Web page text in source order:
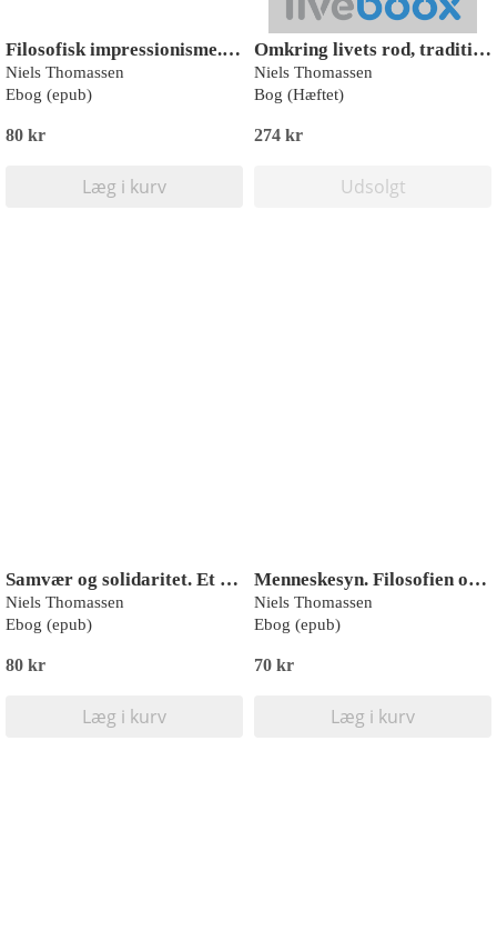
Filosofisk impressionisme. Temaer i K. E.. Løgstrups filosofi
Niels Thomassen
Ebog (epub)
80 kr
Læg i kurv
Omkring livets rod, tradition og livsglæde
Niels Thomassen
Bog (Hæftet)
274 kr
Udsolgt
Samvær og solidaritet. Et moralsk udspil
Niels Thomassen
Ebog (epub)
80 kr
Læg i kurv
Menneskesyn. Filosofien om det humane
Niels Thomassen
Ebog (epub)
70 kr
Læg i kurv